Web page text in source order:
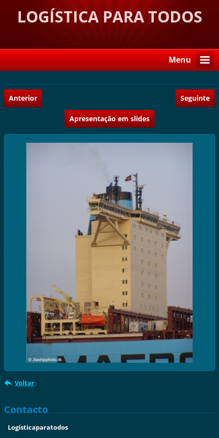
LOGÍSTICA PARA TODOS
Menu
Anterior Seguinte
Apresentação em slides
Voltar
Contacto
Logísticaparatodos